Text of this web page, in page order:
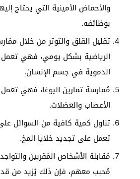
والأحماض الأمينية التي يحتاج
بوظائفه.
تقليل القلق والتوتر من خلال
الرياضية بشكل يومي، فهي
الدموية في جسم الإنسان.
مُمارسة تمارين اليوغا، فهي
الأعصاب والعضلات.
تناول كمية كافية من السوائل
تعمل على تجديد خلايا المخ.
مُقابلة الأشخاص المُقربين
مُحبب معهم، فإن ذلك يُزيد من